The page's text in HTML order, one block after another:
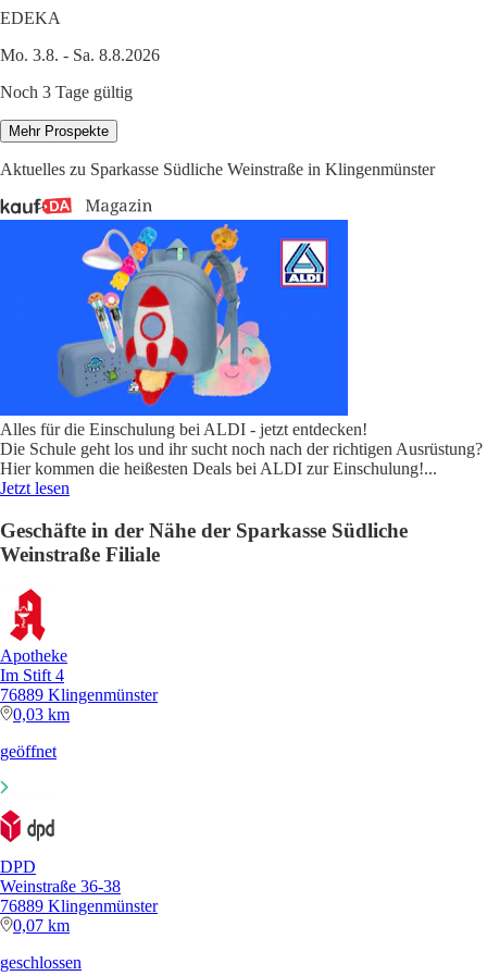
EDEKA
Mo. 3.8. - Sa. 8.8.2026
Noch 3 Tage gültig
Mehr Prospekte
Aktuelles zu Sparkasse Südliche Weinstraße in Klingenmünster
Alles für die Einschulung bei ALDI - jetzt entdecken!
Die Schule geht los und ihr sucht noch nach der richtigen Ausrüstung?
Hier kommen die heißesten Deals bei ALDI zur Einschulung!...
Jetzt lesen
Geschäfte in der Nähe der Sparkasse Südliche
Weinstraße Filiale
Apotheke
Im Stift 4
76889 Klingenmünster
0,03 km
geöffnet
DPD
Weinstraße 36-38
76889 Klingenmünster
0,07 km
geschlossen